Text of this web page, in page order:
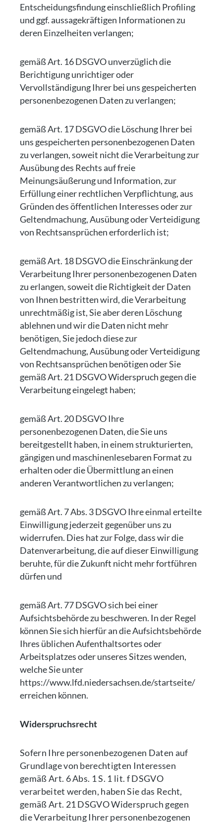
Entscheidungsfindung einschließlich Profiling
und ggf. aussagekräftigen Informationen zu
deren Einzelheiten verlangen;
gemäß Art. 16 DSGVO unverzüglich die
Berichtigung unrichtiger oder
Vervollständigung Ihrer bei uns gespeicherten
personenbezogenen Daten zu verlangen;
gemäß Art. 17 DSGVO die Löschung Ihrer bei
uns gespeicherten personenbezogenen Daten
zu verlangen, soweit nicht die Verarbeitung zur
Ausübung des Rechts auf freie
Meinungsäußerung und Information, zur
Erfüllung einer rechtlichen Verpflichtung, aus
Gründen des öffentlichen Interesses oder zur
Geltendmachung, Ausübung oder Verteidigung
von Rechtsansprüchen erforderlich ist;
gemäß Art. 18 DSGVO die Einschränkung der
Verarbeitung Ihrer personenbezogenen Daten
zu erlangen, soweit die Richtigkeit der Daten
von Ihnen bestritten wird, die Verarbeitung
unrechtmäßig ist, Sie aber deren Löschung
ablehnen und wir die Daten nicht mehr
benötigen, Sie jedoch diese zur
Geltendmachung, Ausübung oder Verteidigung
von Rechtsansprüchen benötigen oder Sie
gemäß Art. 21 DSGVO Widerspruch gegen die
Verarbeitung eingelegt haben;
gemäß Art. 20 DSGVO Ihre
personenbezogenen Daten, die Sie uns
bereitgestellt haben, in einem strukturierten,
gängigen und maschinenlesebaren Format zu
erhalten oder die Übermittlung an einen
anderen Verantwortlichen zu verlangen;
gemäß Art. 7 Abs. 3 DSGVO Ihre einmal erteilte
Einwilligung jederzeit gegenüber uns zu
widerrufen. Dies hat zur Folge, dass wir die
Datenverarbeitung, die auf dieser Einwilligung
beruhte, für die Zukunft nicht mehr fortführen
dürfen und
gemäß Art. 77 DSGVO sich bei einer
Aufsichtsbehörde zu beschweren. In der Regel
können Sie sich hierfür an die Aufsichtsbehörde
Ihres üblichen Aufenthaltsortes oder
Arbeitsplatzes oder unseres Sitzes wenden,
welche Sie unter
https://www.lfd.niedersachsen.de/startseite/
erreichen können.
Widerspruchsrecht
Sofern Ihre personenbezogenen Daten auf
Grundlage von berechtigten Interessen
gemäß Art. 6 Abs. 1 S. 1 lit. f DSGVO
verarbeitet werden, haben Sie das Recht,
gemäß Art. 21 DSGVO Widerspruch gegen
die Verarbeitung Ihrer personenbezogenen